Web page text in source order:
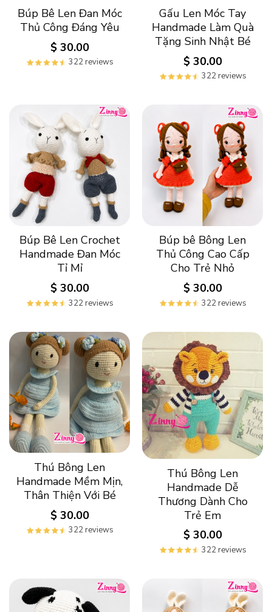
Búp Bê Len Đan Móc
Thủ Công Đáng Yêu
$30.00
322 reviews
Gấu Len Móc Tay
Handmade Làm Quà
Tặng Sinh Nhật Bé
$30.00
322 reviews
Búp Bê Len Crochet
Handmade Đan Móc
Tỉ Mỉ
$30.00
322 reviews
Búp bê Bông Len
Thủ Công Cao Cấp
Cho Trẻ Nhỏ
$30.00
322 reviews
Thú Bông Len
Handmade Mềm Mịn,
Thân Thiện Với Bé
$30.00
322 reviews
Thú Bông Len
Handmade Dễ
Thương Dành Cho
Trẻ Em
$30.00
322 reviews